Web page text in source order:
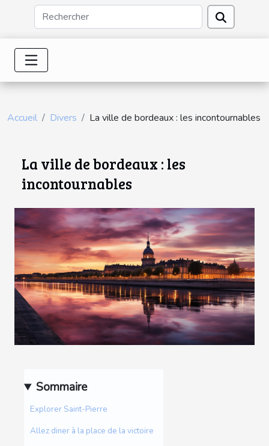
Accueil Divers La ville de bordeaux : les incontournables
La ville de bordeaux : les
incontournables
Sommaire
Explorer Saint-Pierre
Allez diner à la place de la victoire